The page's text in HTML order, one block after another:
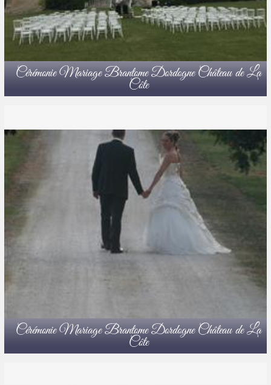
Cérémonie Mariage Brantome Dordogne Château de La
Côte
Cérémonie Mariage Brantome Dordogne Château de La
Côte